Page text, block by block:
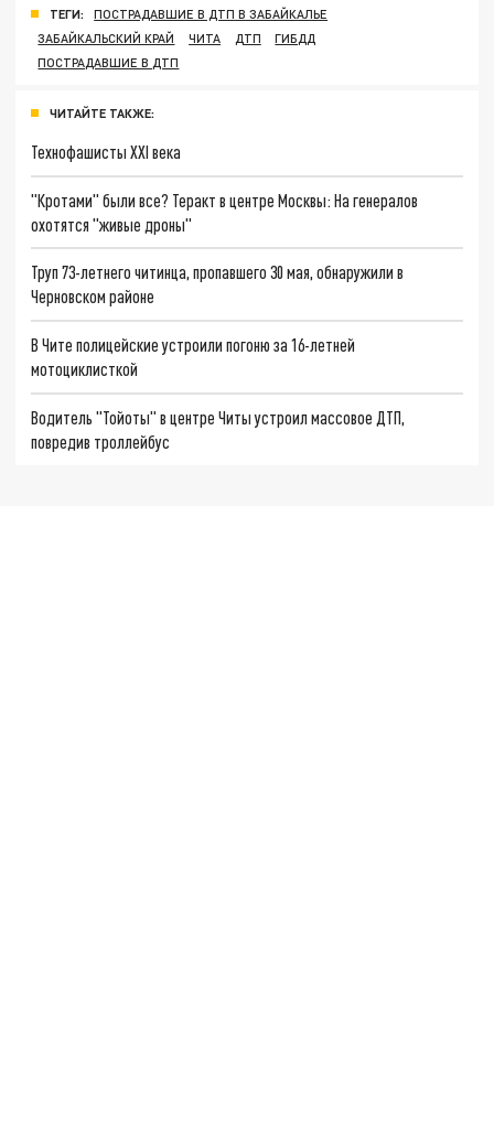
ТЕГИ:
ПОСТРАДАВШИЕ В ДТП В ЗАБАЙКАЛЬЕ
ЗАБАЙКАЛЬСКИЙ КРАЙ
ЧИТА ДТП
ГИБДД
ПОСТРАДАВШИЕ В ДТП
ЧИТАЙТЕ ТАКЖЕ:
Технофашисты XXI века
"Кротами" были все? Теракт в центре Москвы: На генералов
охотятся "живые дроны"
Труп 73-летнего читинца, пропавшего 30 мая, обнаружили в
Черновском районе
В Чите полицейские устроили погоню за 16-летней
мотоциклисткой
Водитель "Тойоты" в центре Читы устроил массовое ДТП,
повредив троллейбус